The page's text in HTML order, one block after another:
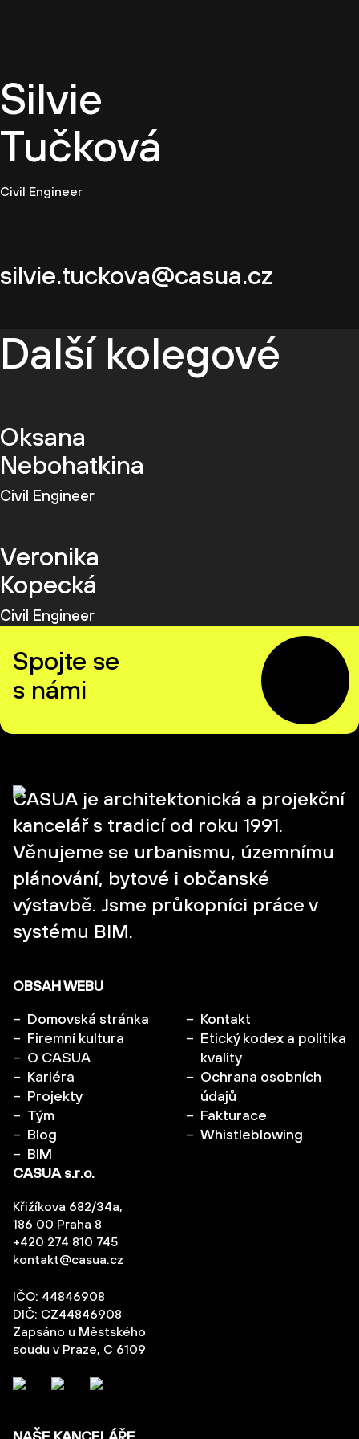
Silvie
Tučková
Civil Engineer
silvie.tuckova@casua.cz
Další kolegové
Oksana
Nebohatkina
Civil Engineer
Veronika
Kopecká
Civil Engineer
Spojte se
s námi
CASUA je architektonická a projekční
kancelář s tradicí od roku 1991.
Věnujeme se urbanismu, územnímu
plánování, bytové i občanské
výstavbě. Jsme průkopníci práce v
systému BIM.
CASUA s.r.o.
Křižíkova 682/34a,
186 00 Praha 8
+420 274 810 745
kontakt@casua.cz
IČO: 44846908
DIČ: CZ44846908
Zapsáno u Městského
soudu v Praze, C 6109
OBSAH WEBU
Domovská stránka
Firemní kultura
O CASUA
Kariéra
Projekty
Tým
Blog
BIM
Kontakt
Etický kodex a politika
kvality
Ochrana osobních
údajů
Fakturace
Whistleblowing